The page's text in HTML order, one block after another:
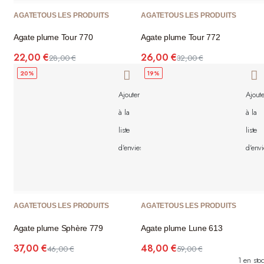
AGATETOUS LES PRODUITS
Agate plume Tour 770
28,00€
22,00€
AGATETOUS LES PRODUITS
Agate plume Tour 772
32,00€
26,00€
20%
Ajouter
à la
liste
d'envies
AGATETOUS LES PRODUITS
Agate plume Sphère 779
46,00€
37,00€
19%
à la
liste
AGATETOUS LES PRODUITS
Agate plume Lune 613
59,00€
48,00€
1 en